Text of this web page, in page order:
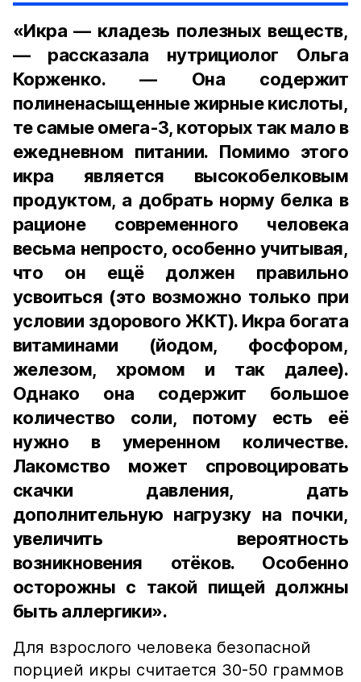
«Икра — кладезь полезных веществ,
— рассказала нутрициолог Ольга
Корженко. — Она содержит
полиненасыщенные жирные кислоты,
те самые омега-3, которых так мало в
ежедневном питании. Помимо этого
икра является высокобелковым
продуктом, а добрать норму белка в
рационе современного человека
весьма непросто, особенно учитывая,
что он ещё должен правильно
усвоиться (это возможно только при
условии здорового ЖКТ). Икра богата
витаминами (йодом, фосфором,
железом, хромом и так далее).
Однако она содержит большое
количество соли, потому есть её
нужно в умеренном количестве.
Лакомство может спровоцировать
скачки давления, дать
дополнительную нагрузку на почки,
увеличить вероятность
возникновения отёков. Особенно
осторожны с такой пищей должны
быть аллергики».
Для взрослого человека безопасной
порцией икры считается 30-50 граммов